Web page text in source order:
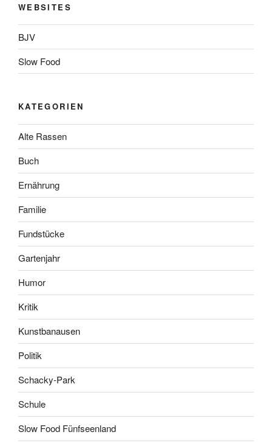
WEBSITES
BJV
Slow Food
KATEGORIEN
Alte Rassen
Buch
Ernährung
Familie
Fundstücke
Gartenjahr
Humor
Kritik
Kunstbanausen
Politik
Schacky-Park
Schule
Slow Food Fünfseenland